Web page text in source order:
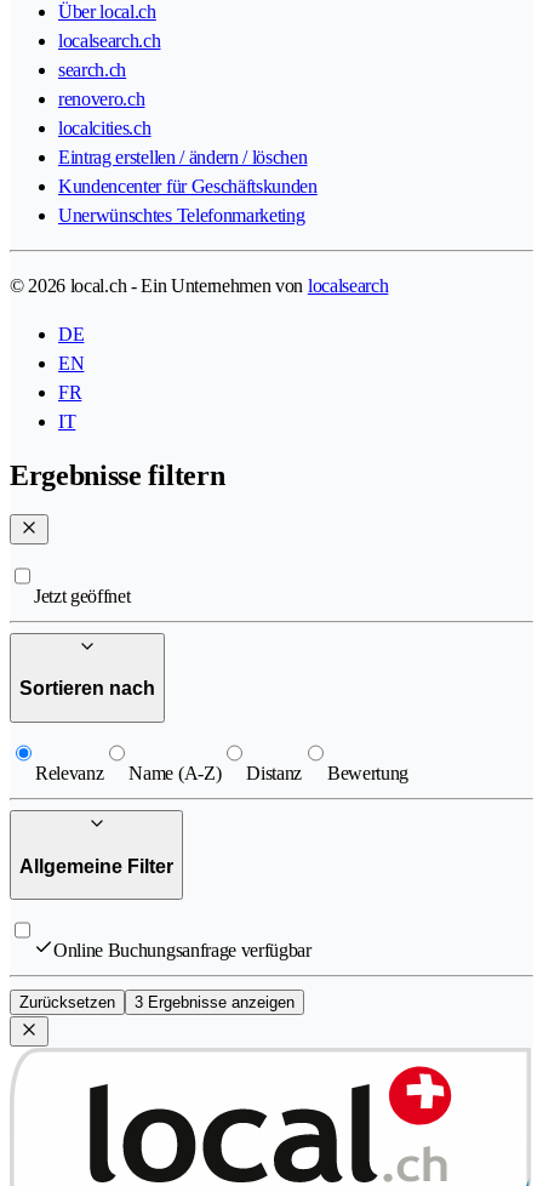
Über local.ch
localsearch.ch
search.ch
renovero.ch
localcities.ch
Eintrag erstellen / ändern / löschen
Kundencenter für Geschäftskunden
Unerwünschtes Telefonmarketing
© 2026 local.ch - Ein Unternehmen von localsearch
DE
EN
FR
IT
Ergebnisse filtern
Jetzt geöffnet
Sortieren nach
Relevanz Name (A-Z) Distanz Bewertung
Allgemeine Filter
Online Buchungsanfrage verfügbar
Zurücksetzen 3 Ergebnisse anzeigen